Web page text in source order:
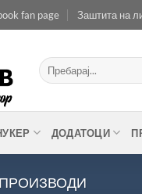
fan page Заштита на
Барај
за:
ДОДАТОЦИ